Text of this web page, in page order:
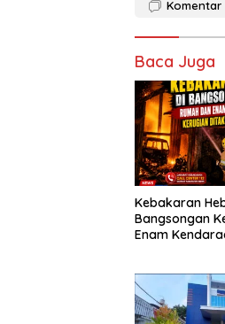
Komentar
Baca Juga
Kebakaran
Bangsongan
Enam